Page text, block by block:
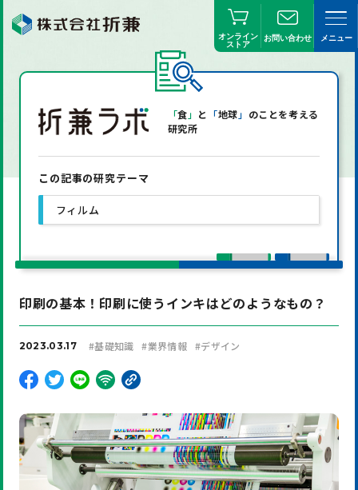
オンライン
ストア
お問い合わせ メニュー
「食 」 と 「地球 」 のことを考える
研究所
この記事の研究テーマ
フィルム
印刷の基本！印刷に使うインキはどのようなもの？
2023.03.17 #基礎知識 #業界情報 #デザイン